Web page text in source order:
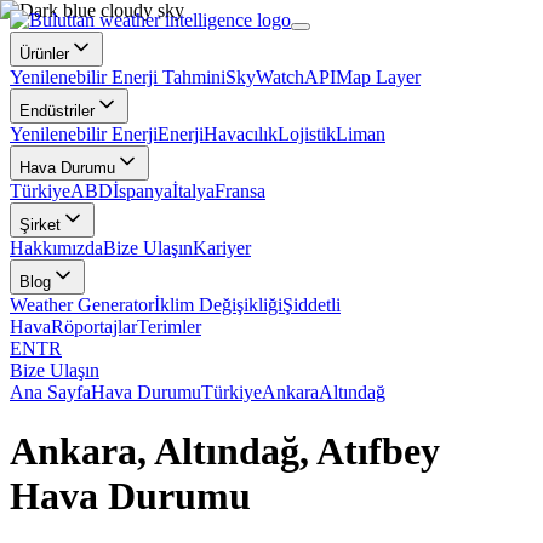
Ürünler
Yenilenebilir Enerji TahminiSkyWatchAPIMap Layer
Endüstriler
Yenilenebilir EnerjiEnerjiHavacılıkLojistikLiman
Hava Durumu
TürkiyeABDİspanyaİtalyaFransa
Şirket
HakkımızdaBize UlaşınKariyer
Blog
Weather Generatorİklim DeğişikliğiŞiddetli
HavaRöportajlarTerimler
ENTR
Bize Ulaşın
Ana SayfaHava DurumuTürkiyeAnkaraAltındağ
Ankara, Altındağ, Atıfbey
Hava Durumu